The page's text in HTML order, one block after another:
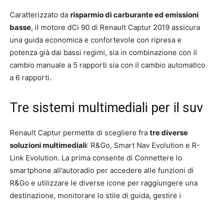
Caratterizzato da risparmio di carburante ed emissioni
basse, il motore dCi 90 di Renault Captur 2019 assicura
una guida economica e confortevole con ripresa e
potenza già dai bassi regimi, sia in combinazione con il
cambio manuale a 5 rapporti sia con il cambio automatico
a 6 rapporti.
Tre sistemi multimediali per il suv
Renault Captur permette di scegliere fra tre diverse
soluzioni multimediali: R&Go, Smart Nav Evolution e R-
Link Evolution. La prima consente di Connettere lo
smartphone all’autoradio per accedere alle funzioni di
R&Go e utilizzare le diverse icone per raggiungere una
destinazione, monitorare lo stile di guida, gestire i